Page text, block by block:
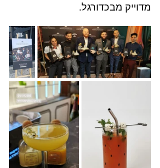
מדוייק מבכדורגל.